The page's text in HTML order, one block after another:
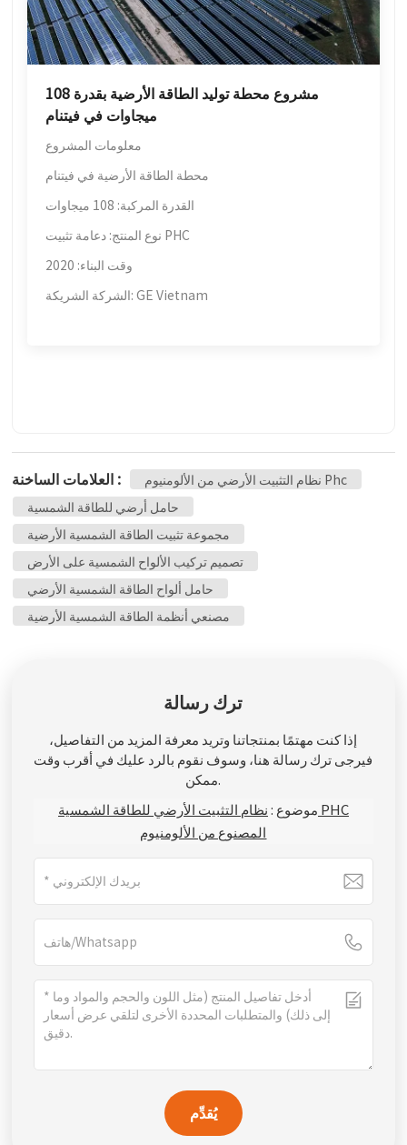
مشروع محطة توليد الطاقة الأرضية بقدرة 108
ميجاوات في فيتنام
معلومات المشروع
محطة الطاقة الأرضية في فيتنام
القدرة المركبة: 108 ميجاوات
نوع المنتج: دعامة تثبيت PHC
وقت البناء: 2020
الشركة الشريكة: GE Vietnam
العلامات الساخنة :
نظام التثبيت الأرضي من الألومنيوم Phc
حامل أرضي للطاقة الشمسية
مجموعة تثبيت الطاقة الشمسية الأرضية
تصميم تركيب الألواح الشمسية على الأرض
حامل ألواح الطاقة الشمسية الأرضي
مصنعي أنظمة الطاقة الشمسية الأرضية
ترك رسالة
إذا كنت مهتمًا بمنتجاتنا وتريد معرفة المزيد من التفاصيل،
فيرجى ترك رسالة هنا، وسوف نقوم بالرد عليك في أقرب وقت
ممكن.
موضوع : نظام التثبيت الأرضي للطاقة الشمسية PHC
المصنوع من الألومنيوم
يُقدِّم